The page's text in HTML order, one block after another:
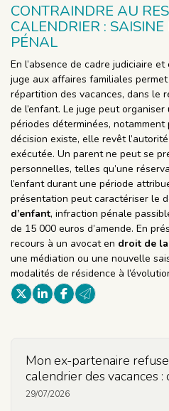
CONTRAINDRE AU
CALENDRIER :
PÉNAL
En l’absence de cadre judiciaire
juge aux affaires familiales
répartition des vacances, dans le
de l’enfant. Le juge peut
périodes déterminées, notamment
décision existe, elle revêt
exécutée. Un parent ne peut se
personnelles, telles qu’une
l’enfant durant une période
présentation peut caractériser le
d’enfant, infraction pénale
de 15 000 euros d’amende. En
recours à un avocat en droit de
une médiation ou une nouvelle
modalités de résidence à
Mon ex-partenaire
calendrier des vacances :
29/07/2026